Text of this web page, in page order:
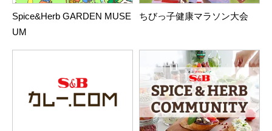
Spice&Herb GARDEN MUSE
UM
ちびっ子健康マラソン大会